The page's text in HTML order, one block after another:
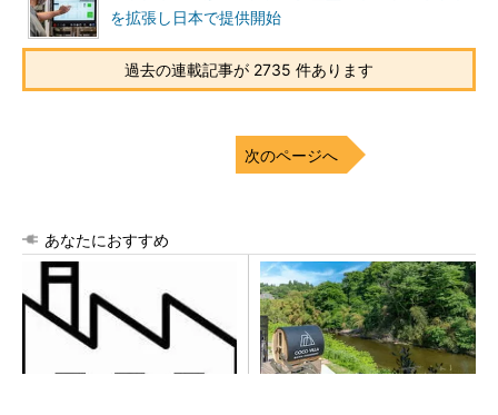
を拡張し日本で提供開始
過去の連載記事が 2735 件あります
次のページへ
あなたにおすすめ